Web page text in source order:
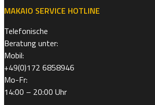
MAKAIO SERVICE HOTLINE
Telefonische
Beratung unter:
Mobil:
+49(0)172 6858946
Mo-Fr:
14:00 – 20:00 Uhr